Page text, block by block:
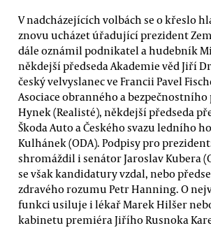
V nadcházejících volbách se o křeslo
znovu ucházet úřadující prezident
dále oznámil podnikatel a hudebník
někdejší předseda Akademie věd Jiří
český velvyslanec ve Francii Pavel
Asociace obranného a
Hynek (Realisté), někdejší předseda
Škoda Auto a Českého svazu ledního
Kulhánek (ODA). Podpisy pro
shromáždil i senátor Jaroslav Kubera
se však kandidatury vzdal, nebo
zdravého rozumu Petr Hanning. O
funkci usiluje i lékař Marek Hilšer
kabinetu premiéra Jiřího Rusnoka